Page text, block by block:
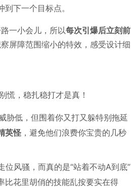
下一个目标点。
一小会儿，所以每次引爆后立刻前
屏障范围缩小的特效，感受设计细
慌，稳扎稳打才是真！
胁低，但围着你又打又躲特别拖延
英怪 ，避免他们浪费你宝贵的几秒
位风骚，而真的是“站着不动A到底”
比花里胡俏的技能乱按要实在得